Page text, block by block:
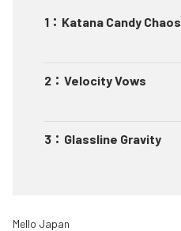
1 ： Katana Candy Chaos
2 ： Velocity Vows
3 ： Glassline Gravity
Mello Japan